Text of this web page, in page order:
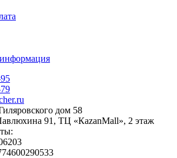
дом 58
91, ТЦ «КazanMall», 2 этаж